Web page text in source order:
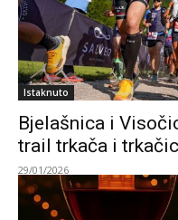
Istaknuto
Bjelašnica i
trail trkača i
29/01/2026